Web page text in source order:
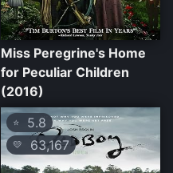
Miss Peregrine's Home
for Peculiar Children
(2016)
⭐ 5.8
💛 63,167